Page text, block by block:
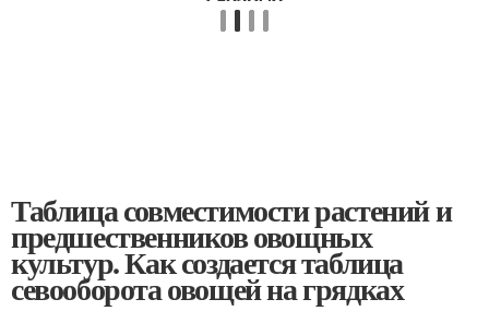
Таблица совместимости растений и
предшественников овощных
культур. Как создается таблица
севооборота овощей на грядках